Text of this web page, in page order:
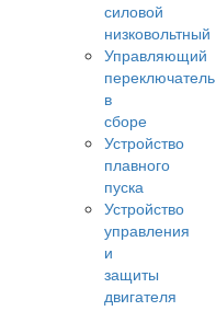
силовой
низковольтный
Управляющий
переключатель
в
сборе
Устройство
плавного
пуска
Устройство
управления
и
защиты
двигателя